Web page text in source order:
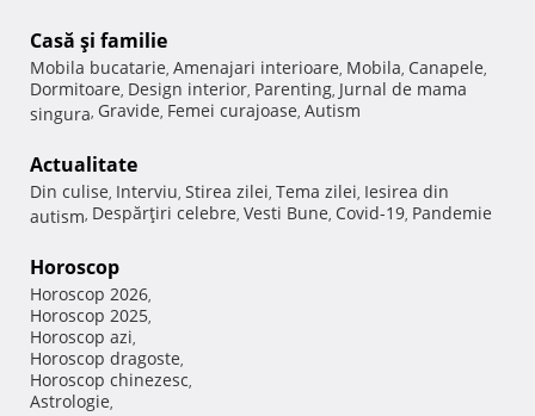
Casă şi familie
Mobila bucatarie, Amenajari interioare, Mobila, Canapele,
Dormitoare, Design interior, Parenting, Jurnal de mama
singura, Gravide, Femei curajoase, Autism
Actualitate
Din culise, Interviu, Stirea zilei, Tema zilei, Iesirea din
autism, Despărţiri celebre, Vesti Bune, Covid-19, Pandemie
Horoscop
Horoscop 2026,
Horoscop 2025,
Horoscop azi,
Horoscop dragoste,
Horoscop chinezesc,
Astrologie,